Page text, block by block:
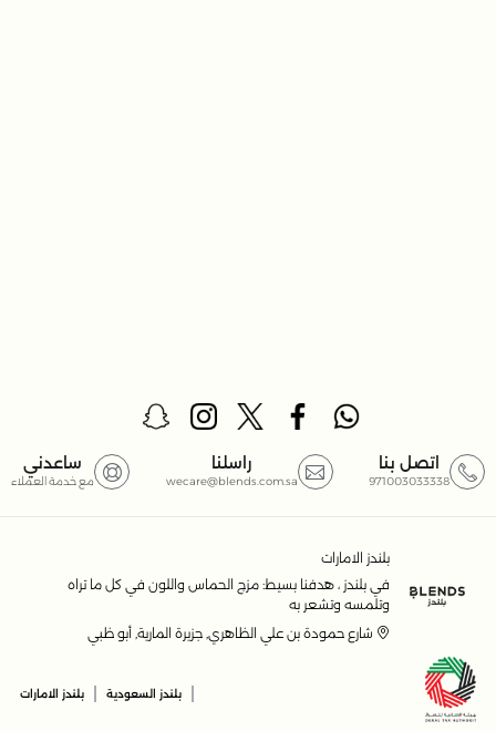
اتصل بنا
971003033338
راسلنا
wecare@blends.com.sa
ساعدني
مع خدمة العملاء
بلندز الامارات
في بلندز ، هدفنا بسيط: مزج الحماس واللون في كل ما تراه
وتلمسه وتشعر به
شارع حمودة بن علي الظاهري, جزيرة المارية, أبو ظبي
بلندز السعودية بلندز الامارات